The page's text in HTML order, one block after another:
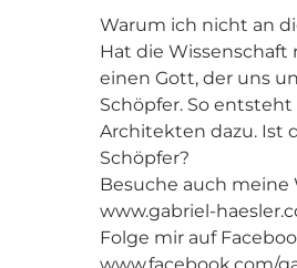
Warum ich nicht an
Hat die
einen Gott, der uns
Schöpfer. So
Architekten dazu. Ist
Schöpfer?
Besuche auch meine
www.gabriel-
Folge mir auf